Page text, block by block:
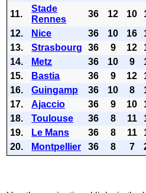
11.
Stade
Rennes
36 12 10
12.
Nice 36 10 16
13.
Strasbourg 36 9 12
14.
Metz 36 10 9
15.
Bastia 36 9 12
16.
Guingamp 36 10 8
17.
Ajaccio 36 9 10
18.
Toulouse 36 8 11
19.
Le Mans 36 8 11
20.
Montpellier 36 8 7